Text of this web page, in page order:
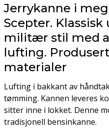
Jerrykanne i
Scepter.
militær stil med
lufting.
materialer
Lufting i bakkant av
tømming. Kannen leveres
sitter inne i lokket. Denne
tradisjonell bensinkanne.